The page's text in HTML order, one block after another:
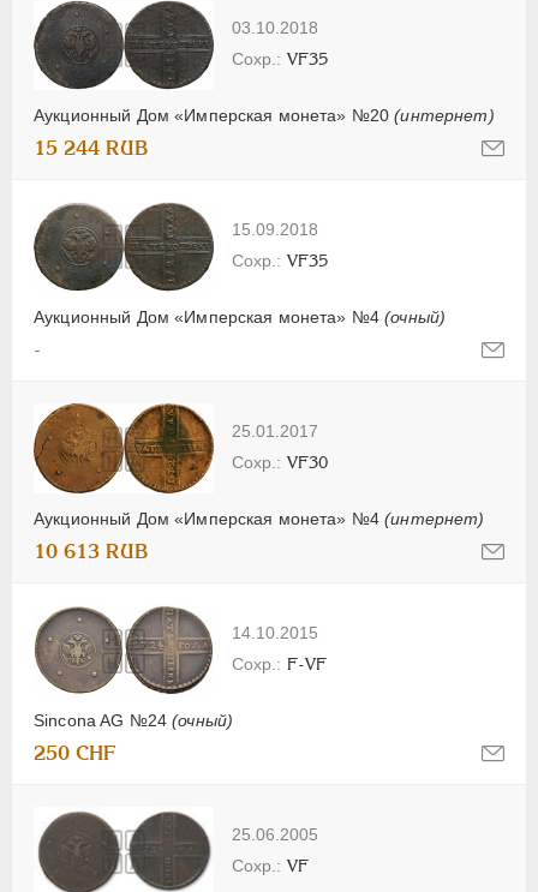
03.10.2018
Аукционный Дом «Имперская монета» №20(интернет)
VF35
15 244 RUB
15.09.2018
Аукционный Дом «Имперская монета» №4(очный)
VF35
-
25.01.2017
Аукционный Дом «Имперская монета» №4(интернет)
VF30
10 613 RUB
14.10.2015
Sincona AG №24(очный)
F-VF
250 CHF
25.06.2005
VF